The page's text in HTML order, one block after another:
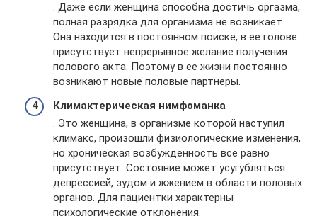
. Даже если женщина способна достичь оргазма,
полная разрядка для организма не возникает.
Она находится в постоянном поиске, в ее голове
присутствует непрерывное желание получения
полового акта. Поэтому в ее жизни постоянно
возникают новые половые партнеры.
Климактерическая нимфоманка
. Это женщина, в организме которой наступил
климакс, произошли физиологические изменения,
но хроническая возбужденность все равно
присутствует. Состояние может усугубляться
депрессией, зудом и жжением в области половых
органов. Для пациентки характерны
психологические отклонения.